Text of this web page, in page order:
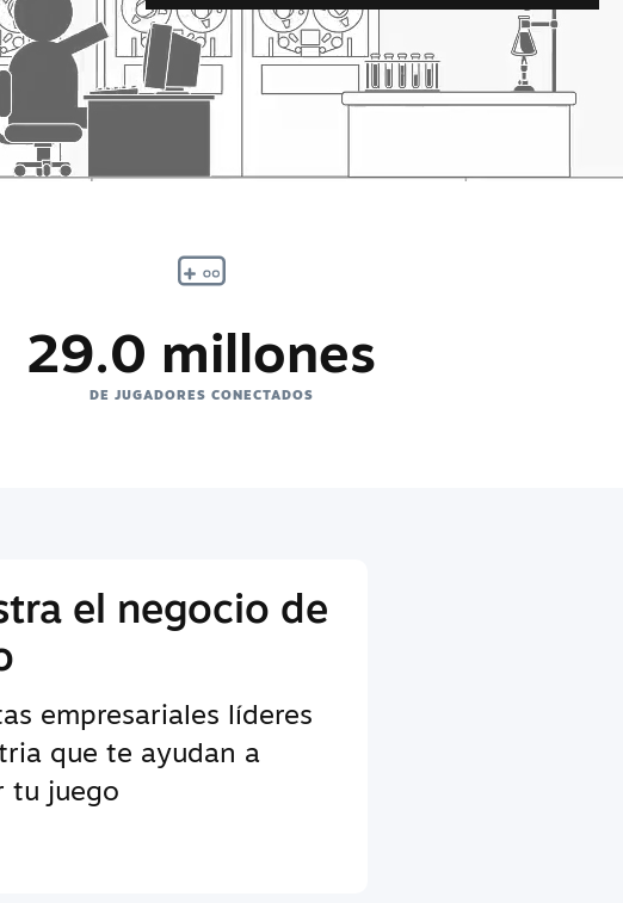
29.0 millones
DE JUGADORES CONECTADOS
el negocio de
empresariales líderes
que te ayudan a
tu juego